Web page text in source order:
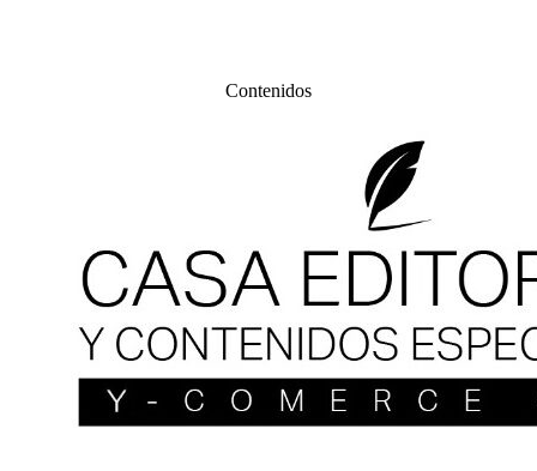
Contenidos